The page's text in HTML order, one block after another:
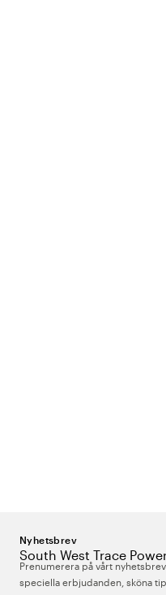
South West Trace
Nyhetsbrev
Prenumerera på vårt
speciella erbjudanden, sköna